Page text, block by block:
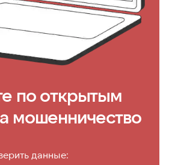
по открытым
мошенничество
данные: